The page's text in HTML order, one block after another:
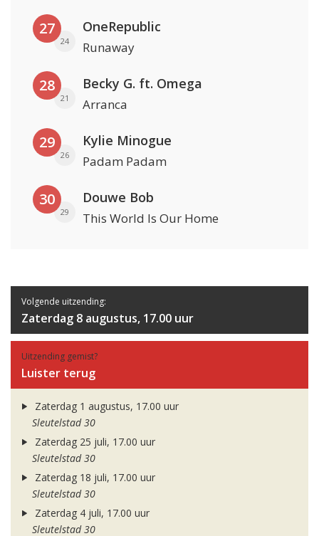
27
24
OneRepublic
Runaway
28
21
Becky G. ft. Omega
Arranca
29
26
Kylie Minogue
Padam Padam
30
29
Douwe Bob
This World Is Our Home
Volgende uitzending:
Zaterdag 8 augustus, 17.00 uur
Uitzending gemist?
Luister terug
Zaterdag 1 augustus, 17.00 uur
Sleutelstad 30
Zaterdag 25 juli, 17.00 uur
Sleutelstad 30
Zaterdag 18 juli, 17.00 uur
Sleutelstad 30
Zaterdag 4 juli, 17.00 uur
Sleutelstad 30